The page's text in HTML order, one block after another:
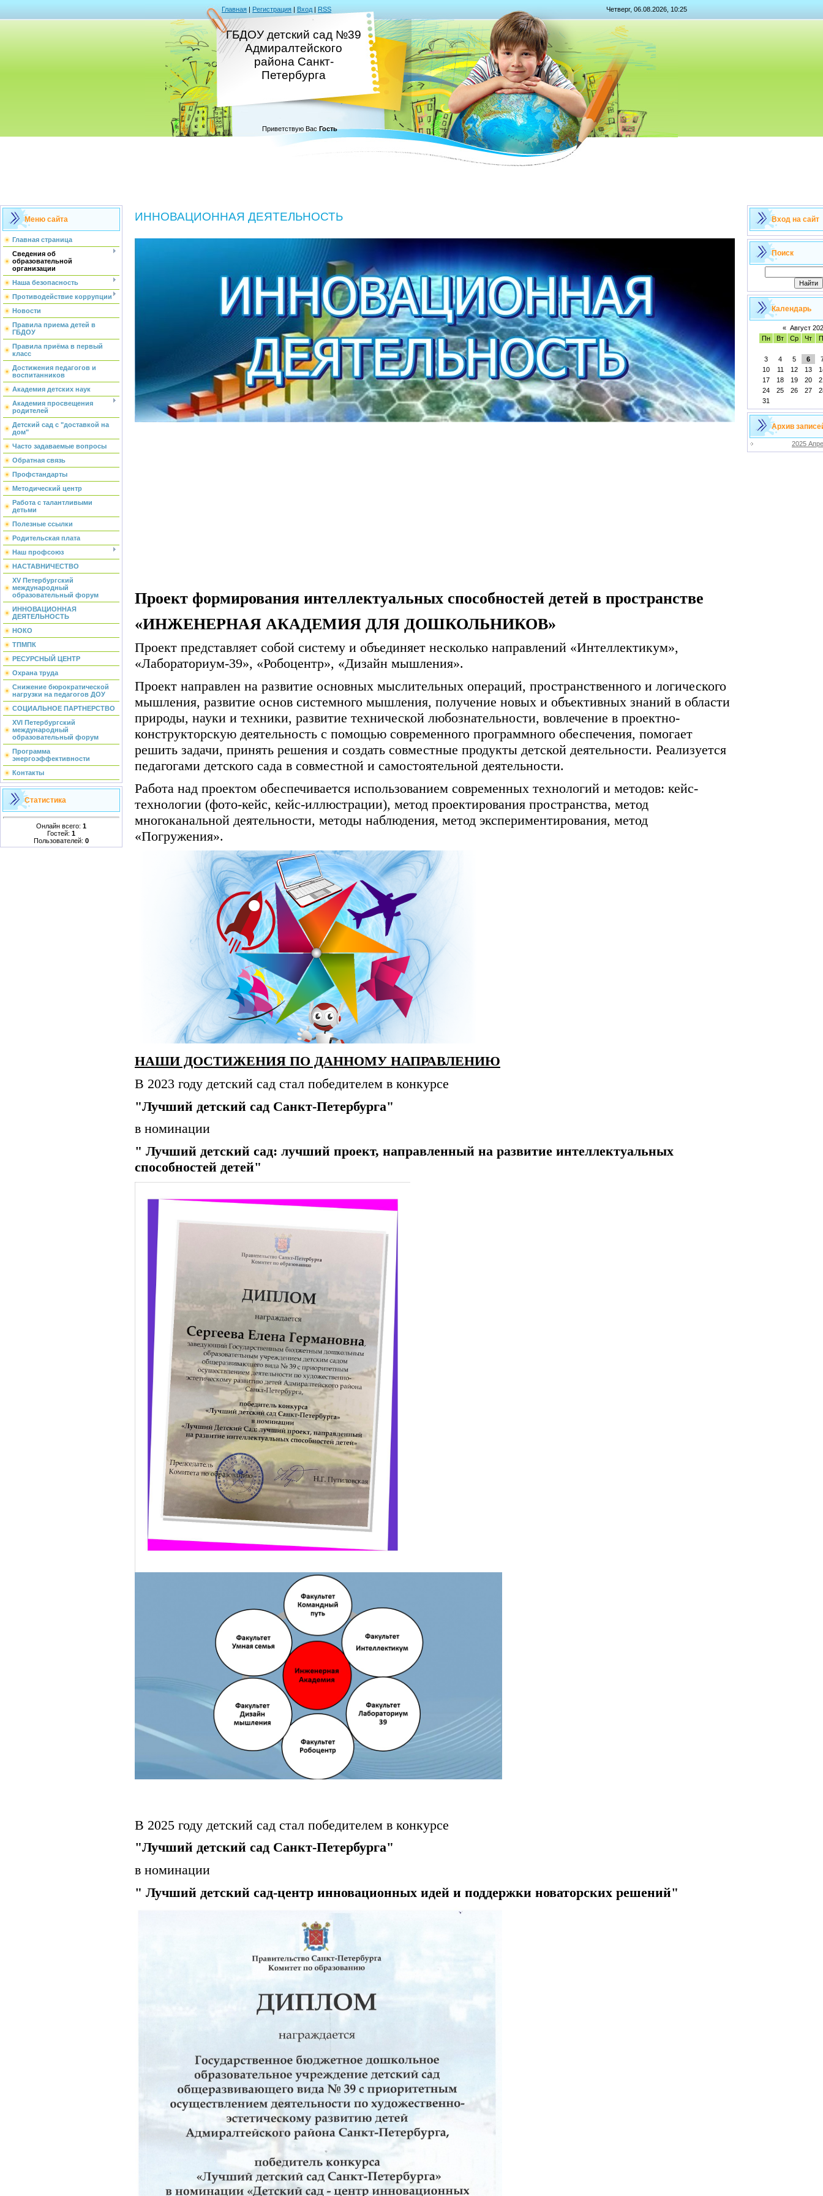
Главная | Регистрация | Вход | RSS Четверг, 06.08.2026, 10:25
ГБДОУ детский сад №39
Адмиралтейского
района Санкт-
Петербурга
Приветствую Вас Гость
Меню сайта
Главная страница
Сведения об
образовательной
организации
Наша безопасность
Противодействие коррупции
Новости
Правила приема детей в
ГБДОУ
Правила приёма в первый
класс
Достижения педагогов и
воспитанников
Академия детских наук
Академия просвещения
родителей
Детский сад с "доставкой на
дом"
Часто задаваемые вопросы
Обратная связь
Профстандарты
Методический центр
Работа с талантливыми
детьми
Полезные ссылки
Родительская плата
Наш профсоюз
НАСТАВНИЧЕСТВО
XV Петербургский
международный
образовательный форум
ИННОВАЦИОННАЯ
ДЕЯТЕЛЬНОСТЬ
НОКО
ТПМПК
РЕСУРСНЫЙ ЦЕНТР
Охрана труда
Снижение бюрократической
нагрузки на педагогов ДОУ
СОЦИАЛЬНОЕ ПАРТНЕРСТВО
XVI Петербургский
международный
образовательный форум
Программа
энергоэффективности
Контакты
Статистика
Онлайн всего: 1
Гостей: 1
Пользователей: 0
ИННОВАЦИОННАЯ ДЕЯТЕЛЬНОСТЬ
Проект формирования интеллектуальных способностей детей в пространстве
«ИНЖЕНЕРНАЯ АКАДЕМИЯ ДЛЯ ДОШКОЛЬНИКОВ»
Проект представляет собой систему и объединяет несколько направлений «Интеллектикум»,
«Лабораториум-39», «Робоцентр», «Дизайн мышления».
Проект направлен на развитие основных мыслительных операций, пространственного и логического
мышления, развитие основ системного мышления, получение новых и объективных знаний в области
природы, науки и техники, развитие технической любознательности, вовлечение в проектно-
конструкторскую деятельность с помощью современного программного обеспечения, помогает
решить задачи, принять решения и создать совместные продукты детской деятельности. Реализуется
педагогами детского сада в совместной и самостоятельной деятельности.
Работа над проектом обеспечивается использованием современных технологий и методов: кейс-
технологии (фото-кейс, кейс-иллюстрации), метод проектирования пространства, метод
многоканальной деятельности, методы наблюдения, метод экспериментирования, метод
«Погружения».
НАШИ ДОСТИЖЕНИЯ ПО ДАННОМУ НАПРАВЛЕНИЮ
В 2023 году детский сад стал победителем в конкурсе
"Лучший детский сад Санкт-Петербурга"
в номинации
" Лучший детский сад: лучший проект, направленный на развитие интеллектуальных
способностей детей"
В 2025 году детский сад стал победителем в конкурсе
"Лучший детский сад Санкт-Петербурга"
в номинации
" Лучший детский сад-центр инновационных идей и поддержки новаторских решений"
Вход на сайт
Поиск
Календарь
« Август
Пн
Вт Ср Чт
3 4 5 6
10
11 12 13
17
18 19 20
24
25 26 27
31
Архив
2025